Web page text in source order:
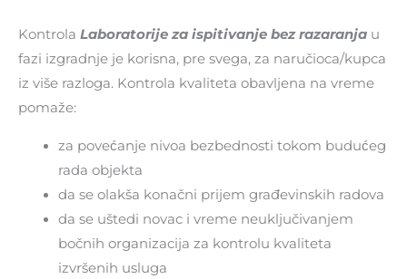
Kontrola Laboratorije za ispitivanje bez razaranja u
fazi izgradnje je korisna, pre svega, za naručioca/kupca
iz više razloga. Kontrola kvaliteta obavljena na vreme
pomaže:
za povećanje nivoa bezbednosti tokom budućeg
rada objekta
da se olakša konačni prijem građevinskih radova
da se uštedi novac i vreme neuključivanjem
bočnih organizacija za kontrolu kvaliteta
izvršenih usluga